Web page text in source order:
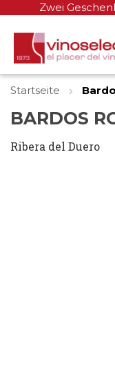
Zwei
Startseite
BARDOS
Ribera del Duero